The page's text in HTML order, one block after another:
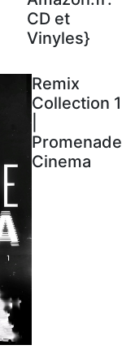
CD et
Vinyles}
Remix
Collection 1
Promenade
Cinema